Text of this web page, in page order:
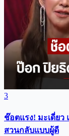
3
ช๊อตแรง! มะเดี่ยว
สวนกลับแบบผู้ดี